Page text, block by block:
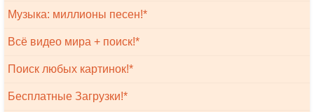
Музыка: миллионы песен!*
Всё видео мира + поиск!*
Поиск любых картинок!*
Бесплатные Загрузки!*